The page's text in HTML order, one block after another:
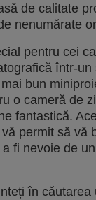
de calitate
nenumărate
pentru cei
într-un
bun
o cameră de
fantastică.
permit să vă
fi nevoie de
în căutarea